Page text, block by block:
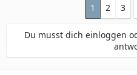
1 2 3
Du musst dich einloggen